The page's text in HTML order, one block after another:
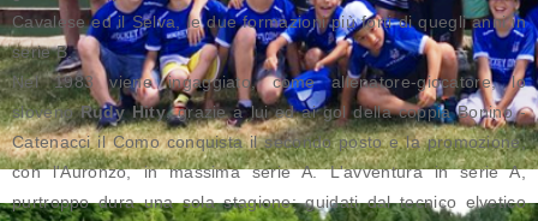
Cavalese ed il Selva, le due formazioni più forti di quegli anni in
serie B.
Nel 1983 viene ingaggiato, come allenatore-giocatore, lo
slovenoRudy Hity, grazie a lui ed ai gol della coppia Bonino -
Catenacci il Como conquista il secondo posto e la promozione,
con l'Auronzo, in massima serie A. L'avventura in serie A,
purtroppo dura una sola stagione: guidati dal tecnico elvetico